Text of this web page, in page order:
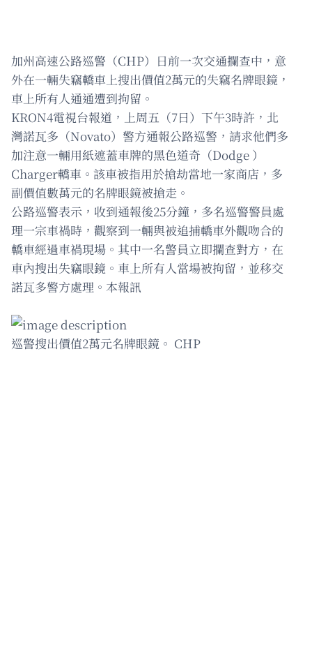
加州高速公路巡警（CHP）日前一次交通攔查中，意
外在一輛失竊轎車上搜出價值2萬元的失竊名牌眼鏡，
車上所有人通通遭到拘留。
KRON4電視台報道，上周五（7日）下午3時許，北
灣諾瓦多（Novato）警方通報公路巡警，請求他們多
加注意一輛用紙遮蓋車牌的黑色道奇（Dodge ）
Charger轎車。該車被指用於搶劫當地一家商店，多
副價值數萬元的名牌眼鏡被搶走。
公路巡警表示，收到通報後25分鐘，多名巡警警員處
理一宗車禍時，觀察到一輛與被追捕轎車外觀吻合的
轎車經過車禍現場。其中一名警員立即攔查對方，在
車內搜出失竊眼鏡。車上所有人當場被拘留，並移交
諾瓦多警方處理。本報訊
巡警搜出價值2萬元名牌眼鏡。 CHP